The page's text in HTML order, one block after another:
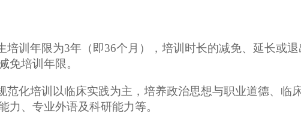
培训年限为3年 （ 即36个月 ）， 培训时长的减免、延长或
免培训年限。
范化培训以临床实践为主，培养政治思想与职业道德、临
力、专业外语及科研能力等。